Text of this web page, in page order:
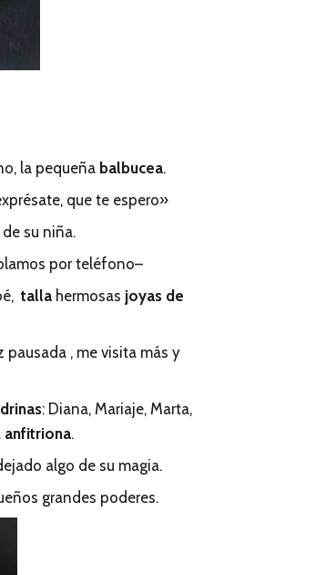
la pequeña balbucea.
que te espero»
su niña.
por teléfono–
talla hermosas joyas de
pausada , me visita más y
: Diana, Mariaje, Marta,
anfitriona.
algo de su magia.
grandes poderes.